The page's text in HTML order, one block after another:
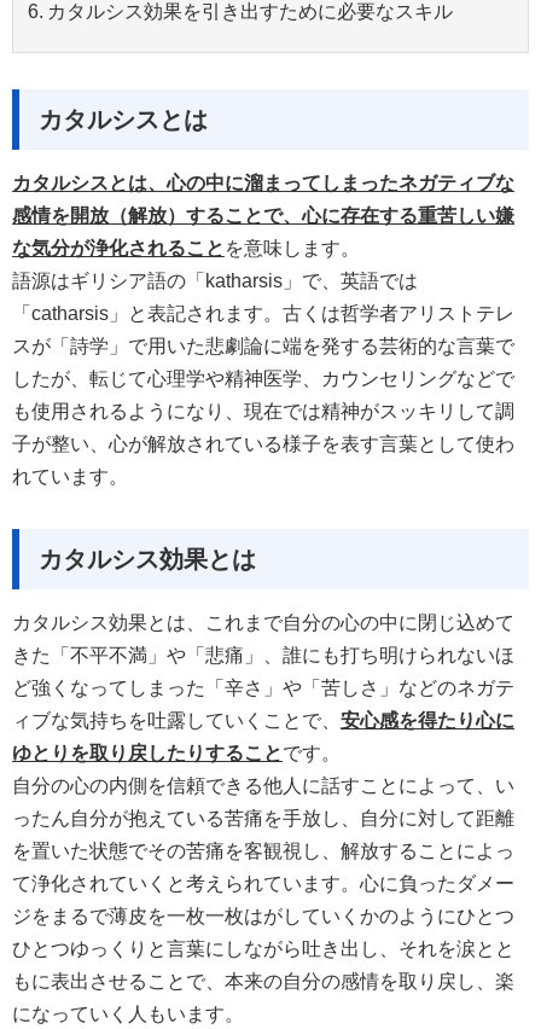
カタルシス効果を引き出すために必要なスキル
カタルシスとは
カタルシスとは、心の中に溜まってしまったネガティブな
感情を開放（解放）することで、心に存在する重苦しい嫌
な気分が浄化されること を意味します。
語源はギリシア語の「katharsis」で、英語では
「catharsis」と表記されます。古くは哲学者アリストテレ
スが「詩学」で用いた悲劇論に端を発する芸術的な言葉で
したが、転じて心理学や精神医学、カウンセリングなどで
も使用されるようになり、現在では精神がスッキリして調
子が整い、心が解放されている様子を表す言葉として使わ
れています。
カタルシス効果とは
カタルシス効果とは、これまで自分の心の中に閉じ込めて
きた「不平不満」や「悲痛」、誰にも打ち明けられないほ
ど強くなってしまった「辛さ」や「苦しさ」などのネガテ
ィブな気持ちを吐露していくことで、 安心感を得たり心に
ゆとりを取り戻したりすることです。
自分の心の内側を信頼できる他人に話すことによって、い
ったん自分が抱えている苦痛を手放し、自分に対して距離
を置いた状態でその苦痛を客観視し、解放することによっ
て浄化されていくと考えられています。心に負ったダメー
ジをまるで薄皮を一枚一枚はがしていくかのようにひとつ
ひとつゆっくりと言葉にしながら吐き出し、それを涙とと
もに表出させることで、本来の自分の感情を取り戻し、楽
になっていく人もいます。